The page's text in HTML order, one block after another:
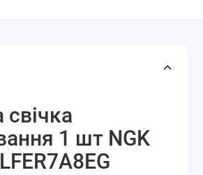
свічка
1 шт NGK